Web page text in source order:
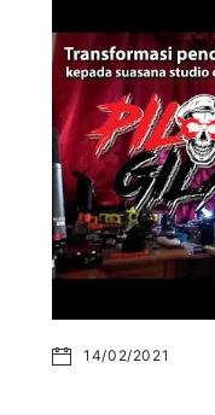
14/02/2021